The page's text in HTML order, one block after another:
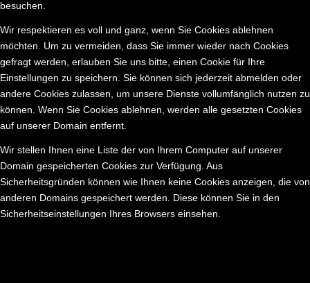
besuchen.
Wir respektieren es voll und ganz, wenn Sie Cookies ablehnen
möchten. Um zu vermeiden, dass Sie immer wieder nach Cookies
gefragt werden, erlauben Sie uns bitte, einen Cookie für Ihre
Einstellungen zu speichern. Sie können sich jederzeit abmelden oder
andere Cookies zulassen, um unsere Dienste vollumfänglich nutzen zu
können. Wenn Sie Cookies ablehnen, werden alle gesetzten Cookies
auf unserer Domain entfernt.
Wir stellen Ihnen eine Liste der von Ihrem Computer auf unserer
Domain gespeicherten Cookies zur Verfügung. Aus
Sicherheitsgründen können wie Ihnen keine Cookies anzeigen, die von
anderen Domains gespeichert werden. Diese können Sie in den
Sicherheitseinstellungen Ihres Browsers einsehen.